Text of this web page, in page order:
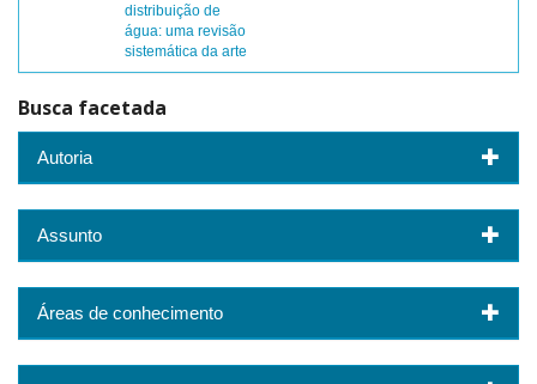
distribuição de
água: uma revisão
sistemática da arte
Busca facetada
Autoria
Assunto
Áreas de conhecimento